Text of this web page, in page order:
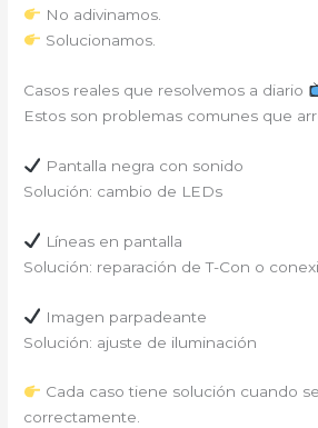
No adivinamos.
Solucionamos.
Casos reales que resolvemos a diario
Estos son problemas comunes que
Pantalla negra con sonido
Solución: cambio de LEDs
Líneas en pantalla
Solución: reparación de T-Con o
Imagen parpadeante
Solución: ajuste de iluminación
Cada caso tiene solución cuando
correctamente.